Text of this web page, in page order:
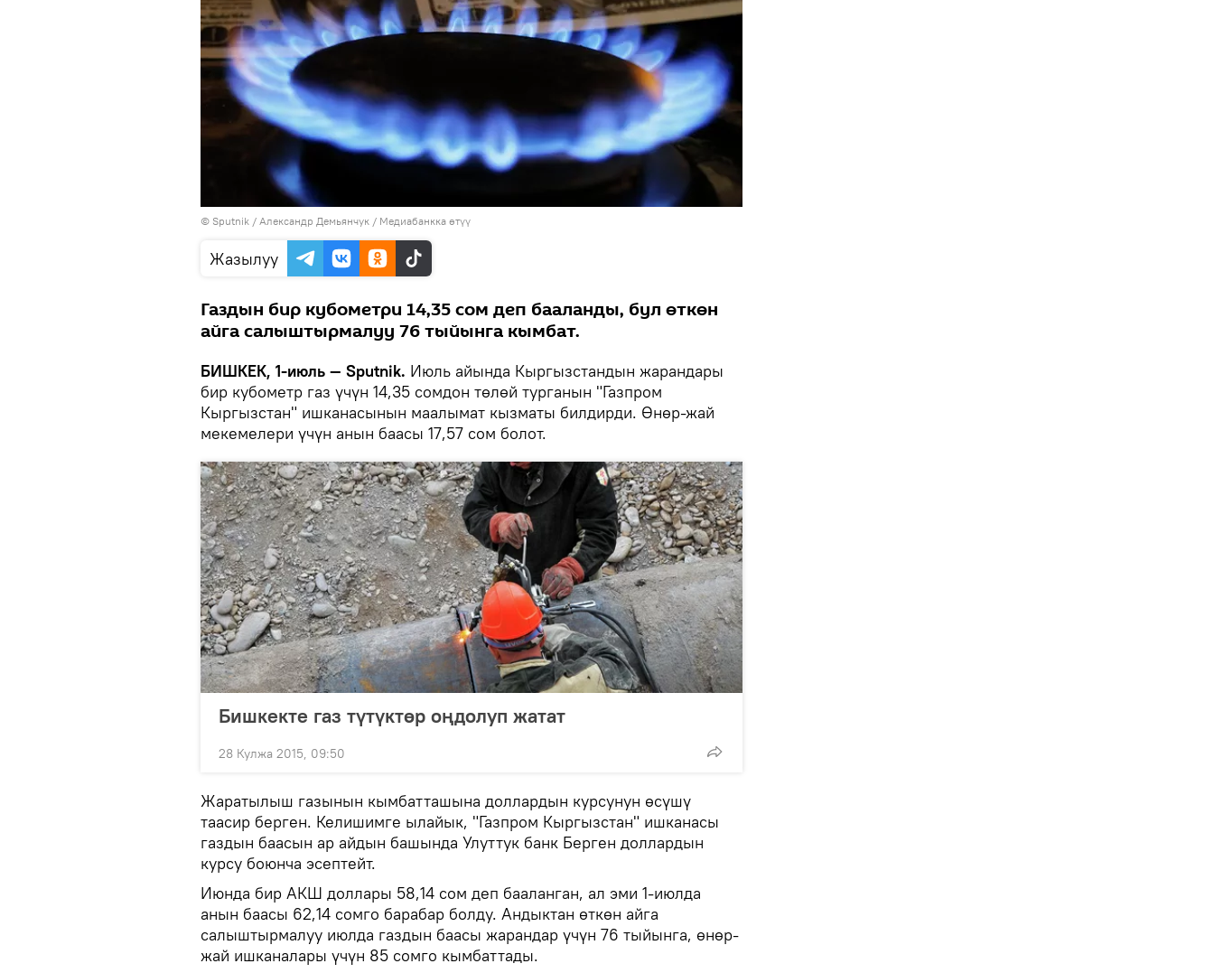
© Sputnik / Александр Демьянчук / Медиабанкка өтүү
Жазылуу
Газдын бир кубометри 14,35 сом деп бааланды, бул өткөн
айга салыштырмалуу 76 тыйынга кымбат.
БИШКЕК, 1-июль — Sputnik. Июль айында Кыргызстандын жарандары
бир кубометр газ үчүн 14,35 сомдон төлөй турганын "Газпром
Кыргызстан" ишканасынын маалымат кызматы билдирди. Өнөр-жай
мекемелери үчүн анын баасы 17,57 сом болот.
Бишкекте газ түтүктөр оңдолуп жатат
28 Кулжа 2015, 09:50
Жаратылыш газынын кымбатташына доллардын курсунун өсүшү
таасир берген. Келишимге ылайык, "Газпром Кыргызстан" ишканасы
газдын баасын ар айдын башында Улуттук банк Берген доллардын
курсу боюнча эсептейт.
Июнда бир АКШ доллары 58,14 сом деп бааланган, ал эми 1-июлда
анын баасы 62,14 сомго барабар болду. Андыктан өткөн айга
салыштырмалуу июлда газдын баасы жарандар үчүн 76 тыйынга, өнөр-
жай ишканалары үчүн 85 сомго кымбаттады.